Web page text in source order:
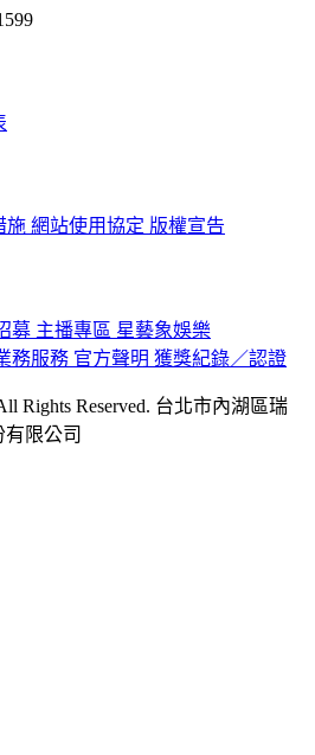
施 網站使用協定 版權宣告
募 主播專區 星藝象娛樂
務服務 官方聲明 獲獎紀錄／認證
Rights Reserved. 台北市內湖區瑞
有限公司